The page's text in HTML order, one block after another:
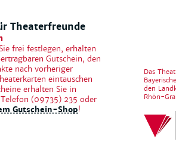
Theaterfreunde
frei festlegen, erhalten
Gutschein, den
nach vorheriger
eintauschen
erhalten Sie in
(09735) 235 oder
Gutschein-Shop!
Das
den
Rhön-